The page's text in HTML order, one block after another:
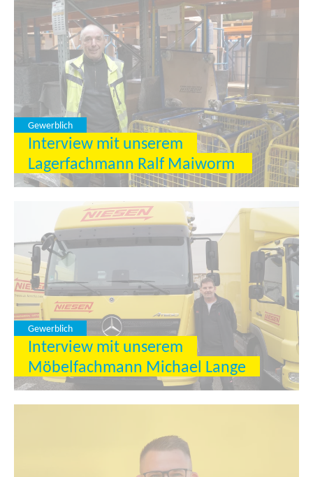
Gewerblich
Interview mit unserem
Lagerfachmann Ralf Maiworm
Gewerblich
Interview mit unserem
Möbelfachmann Michael Lange